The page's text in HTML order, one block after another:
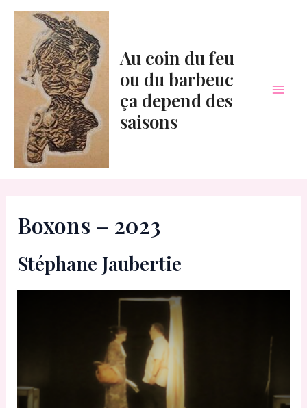
Aller
contenu
Au coin du feu
ou du barbeuc
ça depend des
saisons
Boxons – 2023
Stéphane Jaubertie